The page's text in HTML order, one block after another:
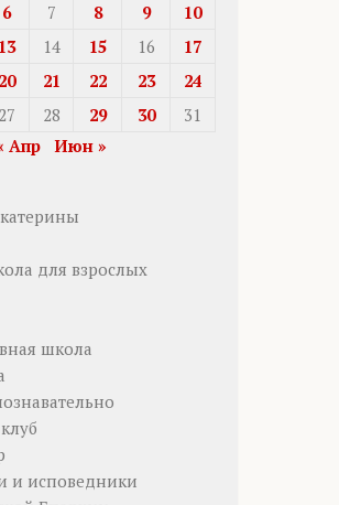
6 7 8 9
10
13 14 15 16
17
20 21 22 23
24
27 28 29 30
31
Апр
Июн »
для взрослых
школа
и исповедники